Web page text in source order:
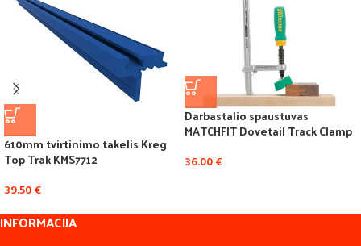
610mm tvirtinimo takelis Kreg
Top Trak KMS7712
39.50€
Darbastalio spaustuvas
MATCHFIT Dovetail Track Clamp
36.00€
INFORMACIJA